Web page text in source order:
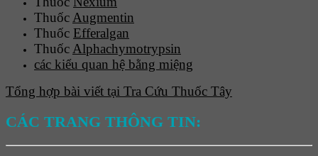
ThuốcAugmentin
Thuốc Efferalgan
ThuốcAlphachymotrypsin
các kiểu quan hệ bằng miệng
Tổng hợp bài viết tại Tra Cứu Thuốc Tây
CÁC TRANG THÔNG TIN: